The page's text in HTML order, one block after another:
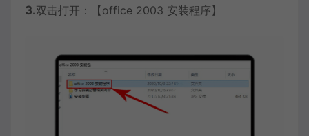
3.双击打开：【office 2003 安装程序】